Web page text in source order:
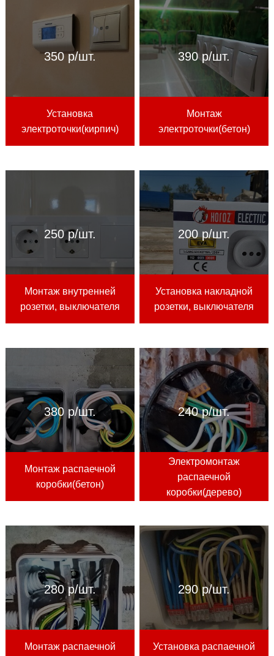
350 р/шт.
Установка
электроточки(кирпич)
390 р/шт.
Монтаж
электроточки(бетон)
250 р/шт.
Монтаж внутренней
розетки, выключателя
200 р/шт.
Установка накладной
розетки, выключателя
380 р/шт.
Монтаж распаечной
коробки(бетон)
240 р/шт.
Электромонтаж
распаечной
коробки(дерево)
280 р/шт.
Монтаж распаечной
290 р/шт.
Установка распаечной